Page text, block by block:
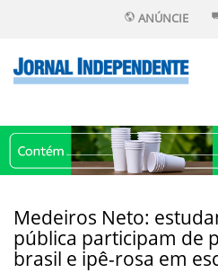
ANÚNCIE
Medeiros Neto:
pública participam de
brasil e ipê-rosa em